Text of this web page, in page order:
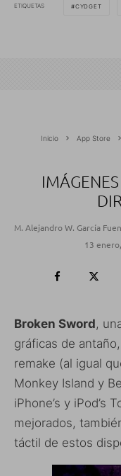
ETIQUETAS CYDGET
Inicio App Store
M. Alejandro W. García
13
Broken Sword,
gráficas de
remake (al igual
Monkey Island y
iPhone’s y iPod’s
mejorados,
táctil de estos